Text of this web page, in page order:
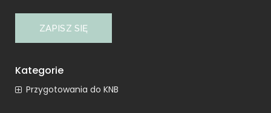
ZAPISZ SIĘ
Kategorie
Przygotowania do KNB